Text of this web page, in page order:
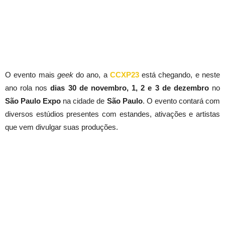
O evento mais geekdo ano, a CCXP23está chegando, e neste
ano rola nosdias 30 de novembro, 1, 2 e 3 de dezembrono
São Paulo Expo na cidade de São Paulo. O evento contará com
diversos estúdios presentes com estandes, ativações e artistas
que vem divulgar suas produções.